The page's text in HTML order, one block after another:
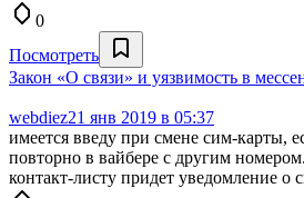
0
Посмотреть
Закон «О связи» и уязвимость в
webdiez21 янв 2019 в 05:37
имеется введу при смене сим-карты,
повторно в вайбере с другим
контакт-листу придет уведомление о